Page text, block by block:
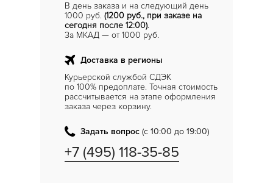
В день заказа и на следующий день
1000 руб. (1200 руб., при заказе на
сегодня после 12:00).
За МКАД — от 1000 руб.
Доставка в регионы
Курьерской службой СДЭК
по 100% предоплате. Точная стоимость
рассчитывается на этапе оформления
заказа через корзину.
Задать вопрос (с 10:00 до 19:00)
+7 (495) 118-35-85